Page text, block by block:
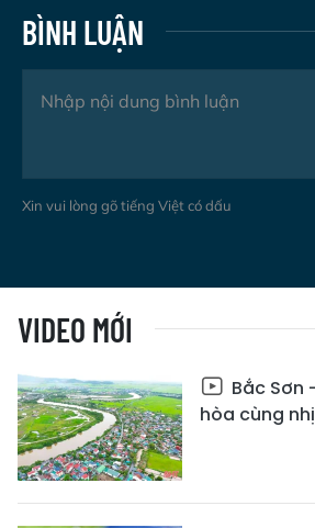
BÌNH LUẬN
Xin vui lòng gõ tiếng Việt có dấu
VIDEO MỚI
Bắc Sơn
hòa cùng